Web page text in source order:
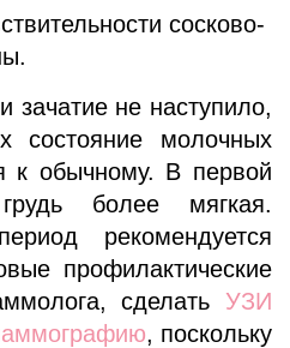
сосково-
зачатие не наступило,
состояние молочных
к обычному. В первой
более мягкая.
рекомендуется
профилактические
сделать УЗИ
, поскольку